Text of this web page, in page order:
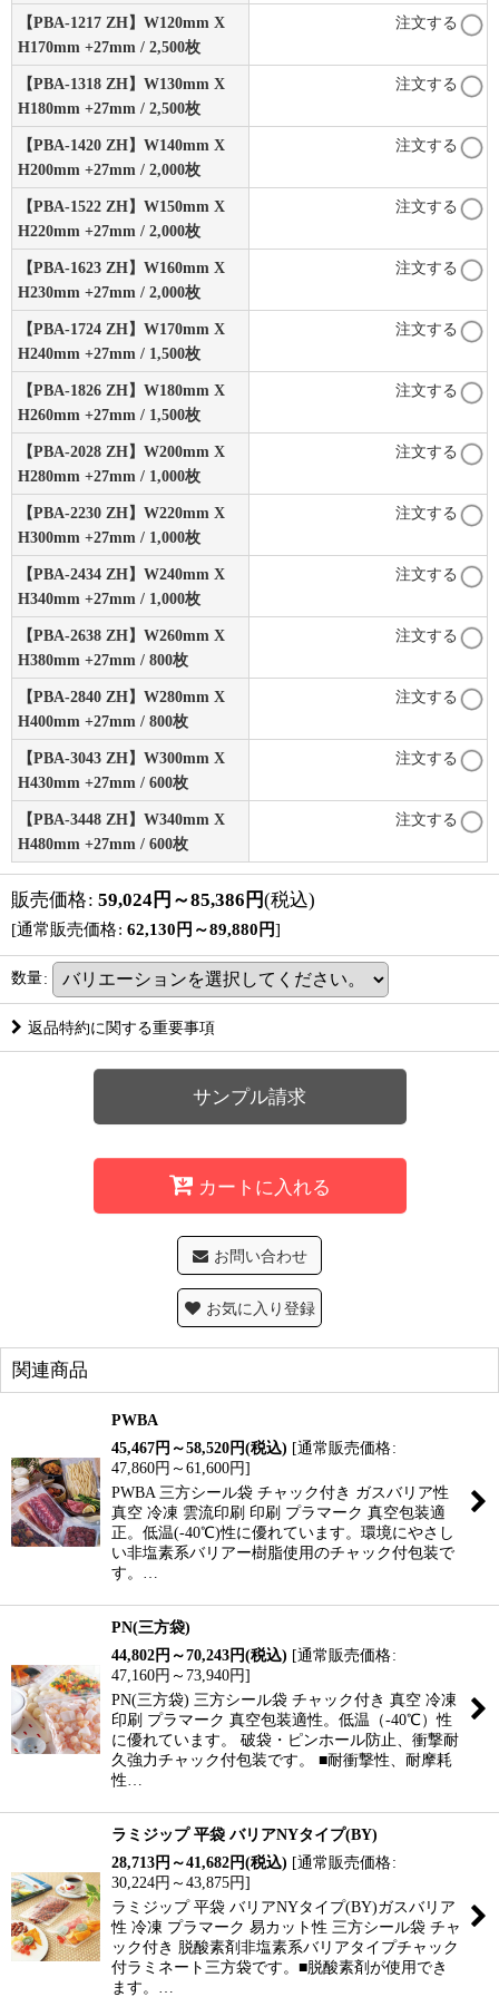
【PBA-1217 ZH】W120mm X
H170mm +27mm / 2,500枚
注文する
【PBA-1318 ZH】W130mm X
H180mm +27mm / 2,500枚
注文する
【PBA-1420 ZH】W140mm X
H200mm +27mm / 2,000枚
注文する
【PBA-1522 ZH】W150mm X
H220mm +27mm / 2,000枚
注文する
【PBA-1623 ZH】W160mm X
H230mm +27mm / 2,000枚
注文する
【PBA-1724 ZH】W170mm X
H240mm +27mm / 1,500枚
注文する
【PBA-1826 ZH】W180mm X
H260mm +27mm / 1,500枚
注文する
【PBA-2028 ZH】W200mm X
H280mm +27mm / 1,000枚
注文する
【PBA-2230 ZH】W220mm X
H300mm +27mm / 1,000枚
注文する
【PBA-2434 ZH】W240mm X
H340mm +27mm / 1,000枚
注文する
【PBA-2638 ZH】W260mm X
H380mm +27mm / 800枚
注文する
【PBA-2840 ZH】W280mm X
H400mm +27mm / 800枚
注文する
【PBA-3043 ZH】W300mm X
H430mm +27mm / 600枚
注文する
【PBA-3448 ZH】W340mm X
H480mm +27mm / 600枚
注文する
販売価格: 59,024円 ～85,386 円(税込)
[通常販売価格: 62,130 円 ～89,880 円]
数量:
返品特約に関する重要事項
サンプル請求
カートに入れる
お問い合わせ
お気に入り登録
関連商品
PWBA
45,467円 ～58,520円(税込) [通常販売価格:
47,860円 ～61,600円]
PWBA 三方シール袋 チャック付き ガスバリア性
真空 冷凍 雲流印刷 印刷 プラマーク 真空包装適
正。低温(-40℃)性に優れています。環境にやさし
い非塩素系バリアー樹脂使用のチャック付包装で
す。…
PN(三方袋)
44,802円 ～70,243円(税込) [通常販売価格:
47,160円 ～73,940円]
PN(三方袋) 三方シール袋 チャック付き 真空 冷凍
印刷 プラマーク 真空包装適性。低温（-40℃）性
に優れています。 破袋・ピンホール防止、衝撃耐
久強力チャック付包装です。 ■耐衝撃性、耐摩耗
性…
ラミジップ 平袋 バリアNYタイプ(BY)
28,713円 ～41,682円(税込) [通常販売価格:
30,224円 ～43,875円]
ラミジップ 平袋 バリアNYタイプ(BY)ガスバリア
性 冷凍 プラマーク 易カット性 三方シール袋 チャ
ック付き 脱酸素剤非塩素系バリアタイプチャック
付ラミネート三方袋です。■脱酸素剤が使用でき
ます。…